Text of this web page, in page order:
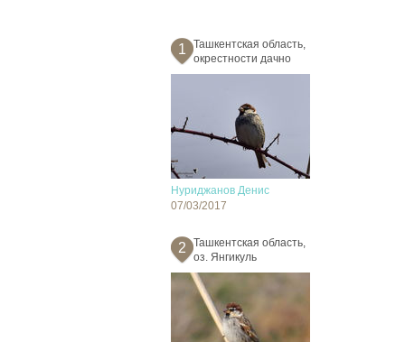
1
Ташкентская область,
окрестности дачно
Нуриджанов Денис
07/03/2017
2
Ташкентская область,
оз. Янгикуль